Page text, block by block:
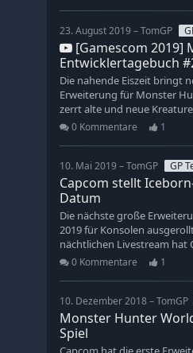
23. August 2019 – TomGP
[Gamescom 2019]
Entwicklertagebuch
Die nahende Eiszeit bringt
Erweiterung für Monster
zerrt alte und neue
0 Kommentare 1
10. Mai 2019 – TomGP GP
Capcom stellt
Datum
Die nächste große
2019 für Konsolen
nächtlichen Livestream hat
0 Kommentare 1
10. Dezember 2018 – TomGP
Monster Hunter
Spiel